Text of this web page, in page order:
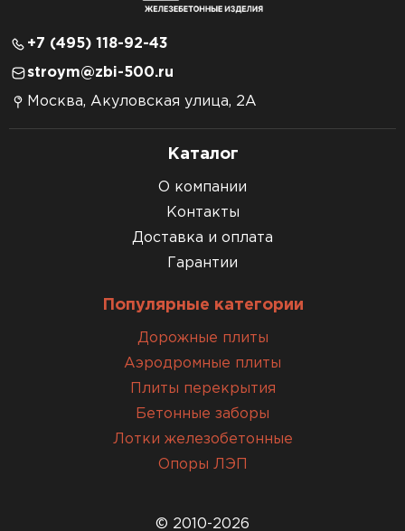
+7 (495) 118-92-43
stroym@zbi-500.ru
Москва, Акуловская улица, 2А
Каталог
О компании
Контакты
Доставка и оплата
Гарантии
Популярные категории
Дорожные плиты
Аэродромные плиты
Плиты перекрытия
Бетонные заборы
Лотки железобетонные
Опоры ЛЭП
© 2010-2026